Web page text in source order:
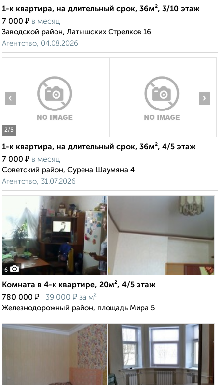
1-к квартира, на длительный срок, 36м², 3/10 этаж
7 000 ₽ в месяц
Заводской район, Латышских Стрелков 16
Агентство, 04.08.2026
2/5
‹ ›
1-к квартира, на длительный срок, 36м², 4/5 этаж
7 000 ₽ в месяц
Советский район, Сурена Шаумяна 4
Агентство, 31.07.2026
6
Комната в 4-к квартире, 20м², 4/5 этаж
780 000 ₽ 39 000 ₽ за м²
Железнодорожный район, площадь Мира 5